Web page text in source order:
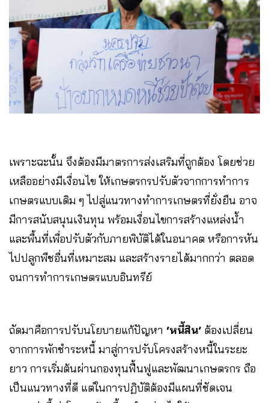
เพราะฉะนั้น จึงต้องมีมาตรการส่งเสริมที่ถูกต้อง โดยช่วย
เหลืออย่างมีเงื่อนไข ให้เกษตรกรปรับตัวจากการทำการ
เกษตรแบบเดิม ๆ ไปสู่แนวทางทำการเกษตรที่ยั่งยืน อาจ
มีการสนับสนุนเงินทุน พร้อมเงื่อนไขการสร้างแหล่งน้ำ
และพื้นที่เพื่อปรับตัวกับภายพิบัติได้ในอนาคต หรือการหัน
ไปปลูกพืชอื่นที่เหมาะสม และสร้างรายได้มากกว่า ตลอด
จนการทำการเกษตรแบบอินทรีย์
ถัดมาคือการปรับนโยบายแก้ปัญหา ‘หนี้สิน’ ต้องเปลี่ยน
จากการพักชำระหนี้ มาสู่การปรับโครงสร้างหนี้ในระยะ
ยาว การเริ่มต้นผ่านกองทุนฟื้นฟูและพัฒนาเกษตรกร ถือ
เป็นแนวทางที่ดี แต่ในการปฏิบัติต้องมีแผนที่ชัดเจน